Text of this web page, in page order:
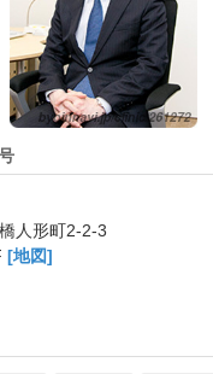
人形町2-2-3
[地図]